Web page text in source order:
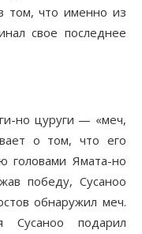
том, что именно из
свое последнее
но цуруги — «меч,
о том, что его
головами Ямата-но
победу, Сусаноо
обнаружил меч.
Сусаноо подарил